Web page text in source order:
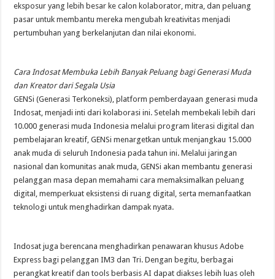
eksposur yang lebih besar ke calon kolaborator, mitra, dan peluang
pasar untuk membantu mereka mengubah kreativitas menjadi
pertumbuhan yang berkelanjutan dan nilai ekonomi.
Cara Indosat Membuka Lebih Banyak Peluang bagi Generasi Muda
dan Kreator dari Segala Usia
GENSi (Generasi Terkoneksi), platform pemberdayaan generasi muda
Indosat, menjadi inti dari kolaborasi ini. Setelah membekali lebih dari
10.000 generasi muda Indonesia melalui program literasi digital dan
pembelajaran kreatif, GENSi menargetkan untuk menjangkau 15.000
anak muda di seluruh Indonesia pada tahun ini. Melalui jaringan
nasional dan komunitas anak muda, GENSi akan membantu generasi
pelanggan masa depan memahami cara memaksimalkan peluang
digital, memperkuat eksistensi di ruang digital, serta memanfaatkan
teknologi untuk menghadirkan dampak nyata.
Indosat juga berencana menghadirkan penawaran khusus Adobe
Express bagi pelanggan IM3 dan Tri. Dengan begitu, berbagai
perangkat kreatif dan tools berbasis AI dapat diakses lebih luas oleh